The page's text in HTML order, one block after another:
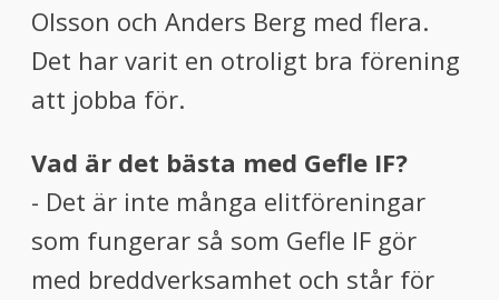
Olsson och Anders Berg med flera.
Det har varit en otroligt bra förening
att jobba för.
Vad är det bästa med Gefle IF?
- Det är inte många elitföreningar
som fungerar så som Gefle IF gör
med breddverksamhet och står för